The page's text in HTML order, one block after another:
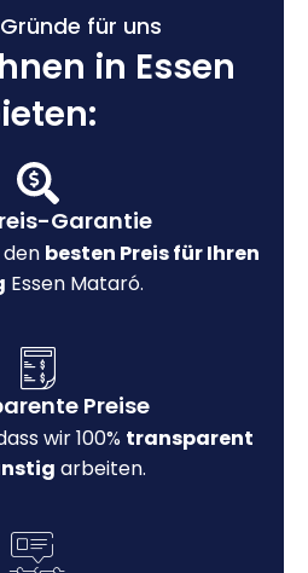
für uns
in Essen
Garantie
den besten Preis für Ihren
Essen Mataró.
Preise
wir 100% transparent
arbeiten.